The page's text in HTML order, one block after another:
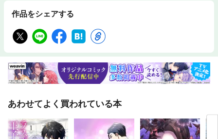
作品をシェアする
あわせてよく買われている本